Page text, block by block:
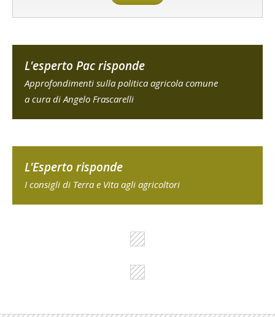
L'esperto Pac risponde
Approfondimenti sulla politica agricola comune
a cura di Angelo Frascarelli
L'Esperto risponde
I consigli di Terra e Vita agli agricoltori